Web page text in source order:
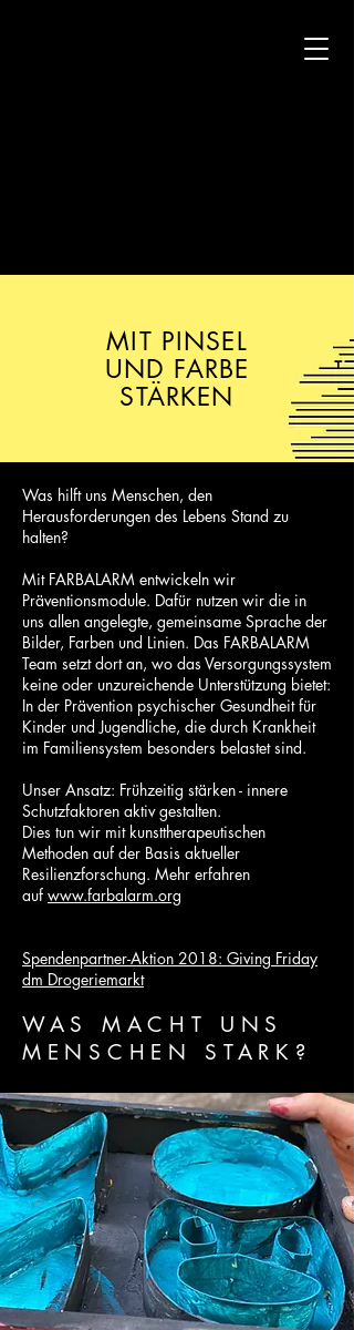
MIT PINSEL
UND FARBE
STÄRKEN
Was hilft uns Menschen, den
Herausforderungen des Lebens Stand zu
halten?
Mit FARBALARM entwickeln wir
Präventionsmodule. Dafür nutzen wir die in
uns allen angelegte, gemeinsame Sprache der
Bilder, Farben und Linien. Das FARBALARM
Team setzt dort an, wo das Versorgungssystem
keine oder unzureichende Unterstützung bietet:
In der Prävention psychischer Gesundheit für
Kinder und Jugendliche, die durch Krankheit
im Familiensystem besonders belastet sind.
Unser Ansatz: Frühzeitig stärken - innere
Schutzfaktoren aktiv gestalten.
Dies tun wir mit kunsttherapeutischen
Methoden auf der Basis aktueller
Resilienzforschung. Mehr erfahren
auf www.farbalarm.org
Spendenpartner-Aktion 2018: Giving Friday
dm Drogeriemarkt
WAS MACHT UNS
MENSCHEN STARK?